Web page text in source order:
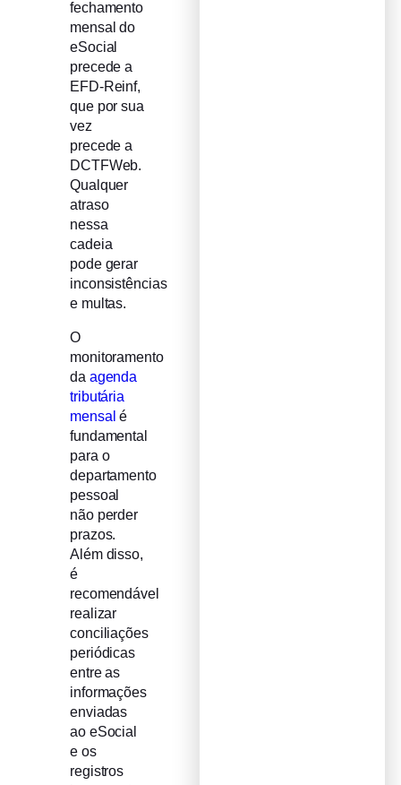
fechamento
mensal do
eSocial
precede a
EFD-Reinf,
que por sua
vez
precede a
DCTFWeb.
Qualquer
atraso
nessa
cadeia
pode gerar
inconsistências
e multas.
O
monitoramento
da agenda
tributária
mensal é
fundamental
para o
departamento
pessoal
não perder
prazos.
Além disso,
é
recomendável
realizar
conciliações
periódicas
entre as
informações
enviadas
ao eSocial
e os
registros